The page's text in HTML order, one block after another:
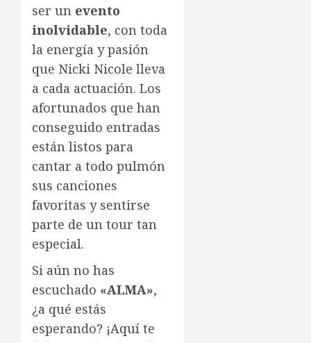
ser un evento
inolvidable, con toda
la energía y pasión
que Nicki Nicole lleva
a cada actuación. Los
afortunados que han
conseguido entradas
están listos para
cantar a todo pulmón
sus canciones
favoritas y sentirse
parte de un tour tan
especial.
Si aún no has
escuchado «ALMA»,
¿a qué estás
esperando? ¡Aquí te